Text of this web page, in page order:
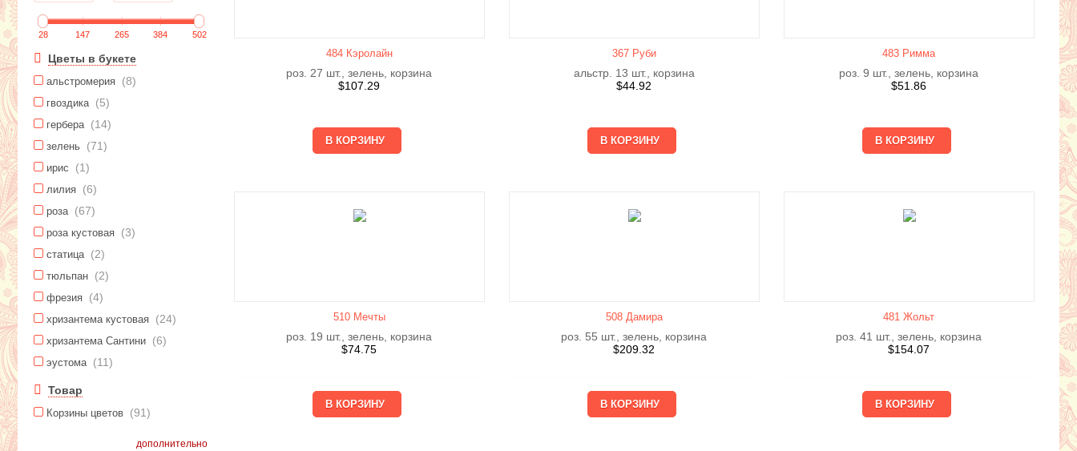
28 147 265 384 502
Цветы в букете
альстромерия (8)
гвоздика (5)
гербера (14)
зелень (71)
ирис (1)
лилия (6)
роза (67)
роза кустовая (3)
статица (2)
тюльпан (2)
фрезия (4)
хризантема кустовая (24)
хризантема Сантини (6)
эустома (11)
Товар
Корзины цветов (91)
дополнительно
484 Кэролайн
роз. 27 шт., зелень, корзина
$107.29
367 Руби
альстр. 13 шт., корзина
$44.92
483 Римма
роз. 9 шт., зелень, корзина
$51.86
510 Мечты
роз. 19 шт., зелень, корзина
$74.75
508 Дамира
роз. 55 шт., зелень, корзина
$209.32
481 Жольт
роз. 41 шт., зелень, корзина
$154.07